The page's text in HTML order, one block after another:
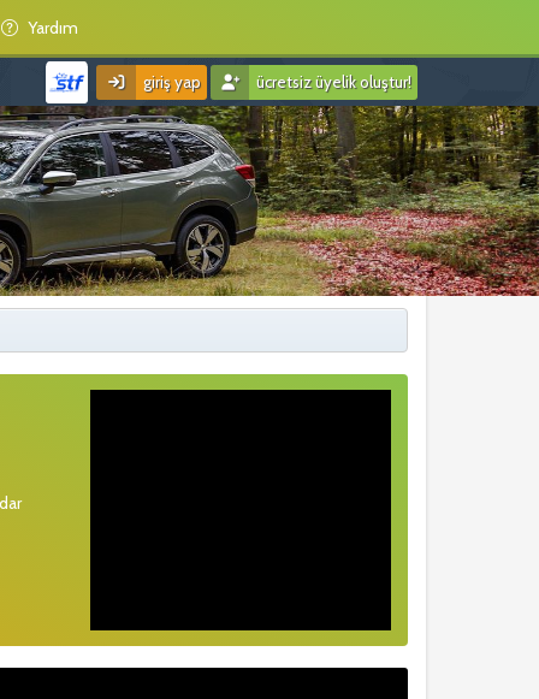
Yardım
giriş yap ücretsiz üyelik oluştur!